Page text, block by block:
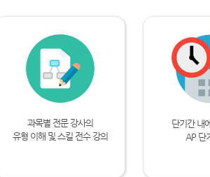
과목별 전문 강사의
유형 이해 및 스킬 전수 강의
단기간 내
AP 단